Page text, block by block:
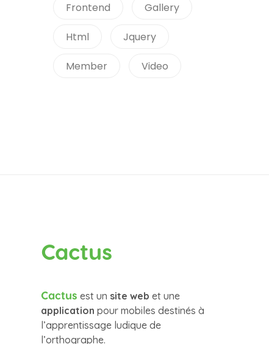
Frontend Gallery
Html Jquery
Member Video
Cactus
Cactus est un site web et une
application pour mobiles destinés à
l’apprentissage ludique de
l’orthographe.